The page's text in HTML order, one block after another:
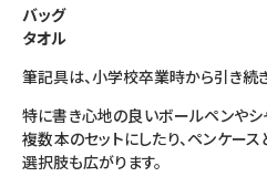
バッグ
タオル
筆記具は、小学校卒業時から引き続
特に書き心地の良いボールペンやシ
複数本のセットにしたり、ペンケー
選択肢も広がります。